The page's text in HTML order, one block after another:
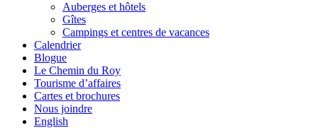
Auberges et hôtels
Gîtes
Campings et centres de vacances
Calendrier
Blogue
Le Chemin du Roy
Tourisme d’affaires
Cartes et brochures
Nous joindre
English